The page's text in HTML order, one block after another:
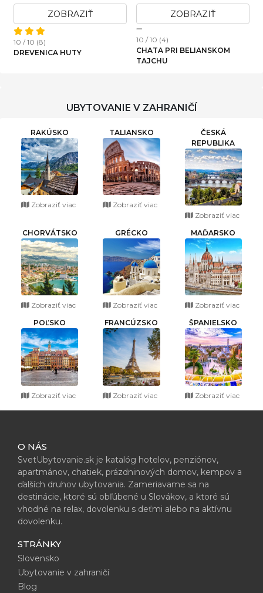
ZOBRAZIŤ
10 / 10 (8)
DREVENICA HUTY
ZOBRAZIŤ
10 / 10 (4)
CHATA PRI BELIANSKOM
TAJCHU
UBYTOVANIE V ZAHRANIČÍ
RAKÚSKO
Zobraziť viac
TALIANSKO
Zobraziť viac
ČESKÁ
REPUBLIKA
Zobraziť viac
CHORVÁTSKO
Zobraziť viac
GRÉCKO
Zobraziť viac
MAĎARSKO
Zobraziť viac
POĽSKO
Zobraziť viac
FRANCÚZSKO
Zobraziť viac
ŠPANIELSKO
Zobraziť viac
O NÁS
SvetUbytovanie.sk je katalóg hotelov, penziónov,
apartmánov, chatiek, prázdninových domov, kempov a
ďalších druhov ubytovania. Zameriavame sa na
destinácie, ktoré sú obľúbené u Slovákov, a ktoré sú
vhodné na relax, dovolenku s deťmi alebo na aktívnu
dovolenku.
STRÁNKY
Slovensko
Ubytovanie v zahraničí
Blog